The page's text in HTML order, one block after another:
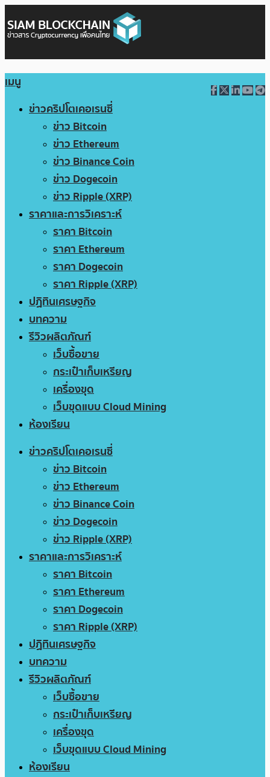
เมนู
ข่าวคริปโตเคอเรนซี่
ข่าว Bitcoin
ข่าว Ethereum
ข่าว Binance Coin
ข่าว Dogecoin
ข่าว Ripple (XRP)
ราคาและการวิเคราะห์
ราคา Bitcoin
ราคา Ethereum
ราคา Dogecoin
ราคา Ripple (XRP)
ปฏิทินเศรษฐกิจ
บทความ
รีวิวผลิตภัณฑ์
เว็บซื้อขาย
กระเป๋าเก็บเหรียญ
เครื่องขุด
เว็บขุดแบบ Cloud Mining
ห้องเรียน
ข่าวคริปโตเคอเรนซี่
ข่าว Bitcoin
ข่าว Ethereum
ข่าว Binance Coin
ข่าว Dogecoin
ข่าว Ripple (XRP)
ราคาและการวิเคราะห์
ราคา Bitcoin
ราคา Ethereum
ราคา Dogecoin
ราคา Ripple (XRP)
ปฏิทินเศรษฐกิจ
บทความ
รีวิวผลิตภัณฑ์
เว็บซื้อขาย
กระเป๋าเก็บเหรียญ
เครื่องขุด
เว็บขุดแบบ Cloud Mining
ห้องเรียน